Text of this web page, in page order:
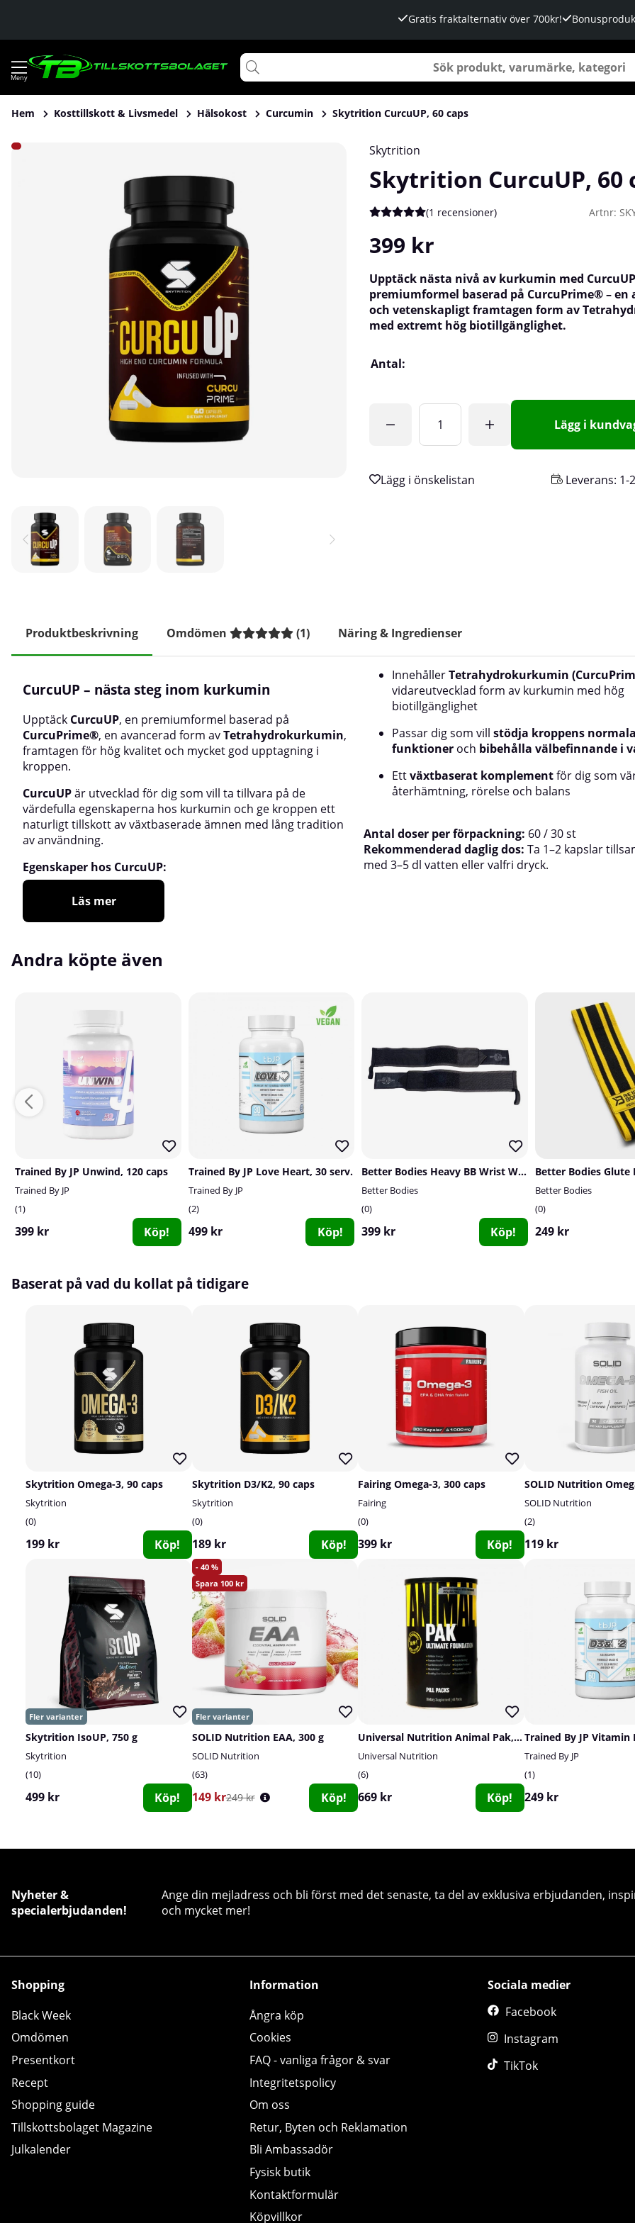
Gratis fraktalternativ över 700kr!
Hem Kosttillskott & Livsmedel Hälsokost Curcumin Skytrition CurcuUP, 60 caps
Produktbilder Skytrition CurcuUP, 60 caps Skytrition
Skytrition CurcuUP, 60
Medelbetyg 5 av 5 Antal betyg 1
(1 recensioner) Artnr:
399 kr
Upptäck nästa nivå av kurkumin med
premiumformel baserad på CurcuPrime® – en
och vetenskapligt framtagen form av
med extremt hög biotillgänglighet.
Antal:
Lägg i
Leverans: 1-
Produktbeskrivning Omdömen (1) Näring & Ingredienser
CurcuUP – nästa steg inom kurkumin
Upptäck CurcuUP, en premiumformel baserad på
CurcuPrime®, en avancerad form avTetrahydrokurkumin,
framtagen för hög kvalitet och mycket god upptagning i
kroppen.
CurcuUPär utvecklad för dig som vill ta tillvara på de
värdefulla egenskaperna hos kurkumin och ge kroppen ett
naturligt tillskott av växtbaserade ämnen med lång tradition
av användning.
Egenskaper hos CurcuUP:
InnehållerTetrahydrokurkumin
vidareutvecklad form av kurkumin med hög
biotillgänglighet
Passar dig som vill stödja kroppens normala
funktioner och bibehålla välbefinnande i
Ettväxtbaserat komplementför dig som
återhämtning, rörelse och balans
Antal doser per förpackning: 60 / 30 st
Rekommenderad daglig dos: Ta 1–2 kapslar
med 3–5 dl vatten eller valfri dryck.
Läs mer
Andra köpte även
Trained By JP Unwind, 120 caps
Trained By JP
1
399 kr Köp!
Trained By JP Love Heart, 30 serv.
Trained By JP
2
499 kr Köp!
Better Bodies Heavy BB Wrist Wraps 18 inch, black
Better Bodies
0
399 kr Köp!
Better Bodies
0
249 kr
Baserat på vad du kollat på tidigare
Skytrition Omega-3, 90 caps
Skytrition
0
199 kr Köp!
Skytrition D3/K2, 90 caps
Skytrition
0
189 kr Köp!
Fairing Omega-3, 300 caps
Fairing
0
399 kr Köp!
SOLID Nutrition
2
119 kr
Skytrition IsoUP, 750 g
Skytrition
10
499 kr Köp!
40
100
SOLID Nutrition EAA, 300 g
SOLID Nutrition
63
149 kr249 kr Köp!
Universal Nutrition Animal Pak, 44-packs
Universal Nutrition
6
669 kr Köp!
Trained By JP
1
249 kr
Nyheter &
specialerbjudanden!
Ange din mejladress och bli först med det senaste, ta del av exklusiva erbjudanden,
och mycket mer!
Shopping
Black Week
Omdömen
Presentkort
Recept
Shopping guide
Tillskottsbolaget Magazine
Julkalender
Information
Ångra köp
Cookies
FAQ - vanliga frågor & svar
Integritetspolicy
Om oss
Retur, Byten och Reklamation
Bli Ambassadör
Fysisk butik
Kontaktformulär
Köpvillkor
Sociala medier
Facebook
Instagram
TikTok